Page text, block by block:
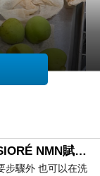
♡♡韓國保養新選擇：SIORÉ NMN賦活泡泡化妝水♡♡
步驟外 也可以在洗